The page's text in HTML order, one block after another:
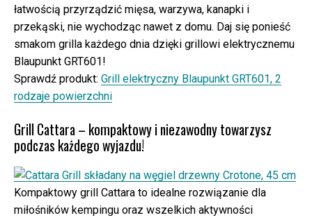
łatwością przyrządzić mięsa, warzywa, kanapki i
przekąski, nie wychodząc nawet z domu. Daj się ponieść
smakom grilla każdego dnia dzięki grillowi elektrycznemu
Blaupunkt GRT601!
Sprawdź produkt: Grill elektryczny Blaupunkt GRT601, 2
rodzaje powierzchni
Grill Cattara – kompaktowy i niezawodny towarzysz
podczas każdego wyjazdu!
Kompaktowy grill Cattara to idealne rozwiązanie dla
miłośników kempingu oraz wszelkich aktywności